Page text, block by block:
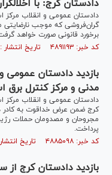
دادستان کرج: با
دادستان عمومی و انقلاب مرکز
گران‌فروشی که موجب نارضایتی
برخورد قانونی صورت خواهد
کد خبر: ۴۸۹۱۱۹۳ تاریخ انتشار : ۱۴۰۵/۰۱/۲۰
بازدید دادستان عمومی
مدنی و مرکز کنترل برق
دادستان عمومی و انقلاب مرکز
کرج ضمن عرض خداقوت به کادر
مجروحان و مصدومان حملات
پرداخت.
کد خبر: ۴۸۸۵۰۹۸ تاریخ انتشار : ۱۴۰۴/۱۲/۱۶
بازدید دادستان کرج از